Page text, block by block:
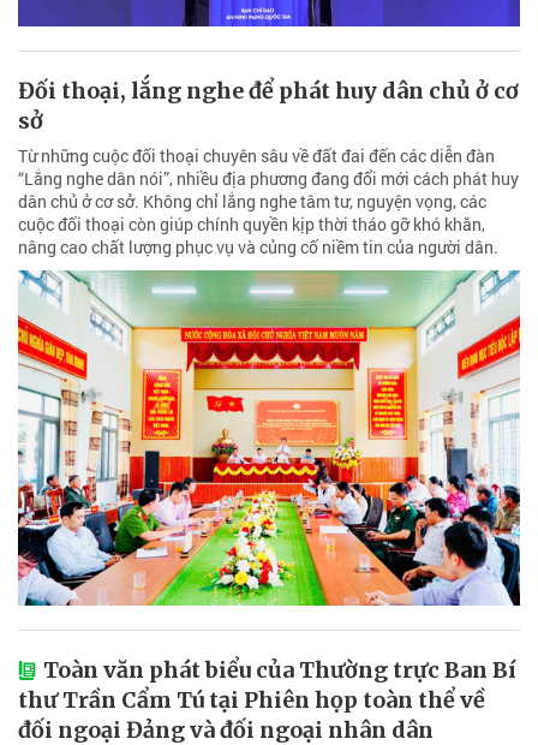
Đối thoại, lắng nghe để phát huy dân chủ ở cơ
sở
Từ những cuộc đối thoại chuyên sâu về đất đai đến các diễn đàn
“Lắng nghe dân nói”, nhiều địa phương đang đổi mới cách phát huy
dân chủ ở cơ sở. Không chỉ lắng nghe tâm tư, nguyện vọng, các
cuộc đối thoại còn giúp chính quyền kịp thời tháo gỡ khó khăn,
nâng cao chất lượng phục vụ và củng cố niềm tin của người dân.
Toàn văn phát biểu của Thường trực Ban Bí
thư Trần Cẩm Tú tại Phiên họp toàn thể về
đối ngoại Đảng và đối ngoại nhân dân